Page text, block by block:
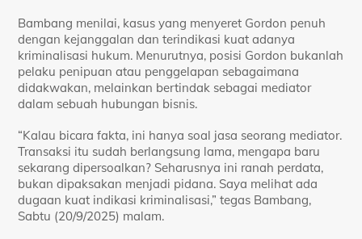
Bambang menilai, kasus yang menyeret Gordon penuh
dengan kejanggalan dan terindikasi kuat adanya
kriminalisasi hukum. Menurutnya, posisi Gordon bukanlah
pelaku penipuan atau penggelapan sebagaimana
didakwakan, melainkan bertindak sebagai mediator
dalam sebuah hubungan bisnis.
“Kalau bicara fakta, ini hanya soal jasa seorang mediator.
Transaksi itu sudah berlangsung lama, mengapa baru
sekarang dipersoalkan? Seharusnya ini ranah perdata,
bukan dipaksakan menjadi pidana. Saya melihat ada
dugaan kuat indikasi kriminalisasi,” tegas Bambang,
Sabtu (20/9/2025) malam.